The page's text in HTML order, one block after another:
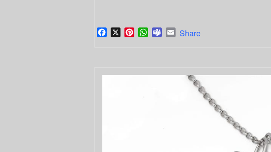
Facebook
X PinterestWhatsApp
TeamsEmail
Share